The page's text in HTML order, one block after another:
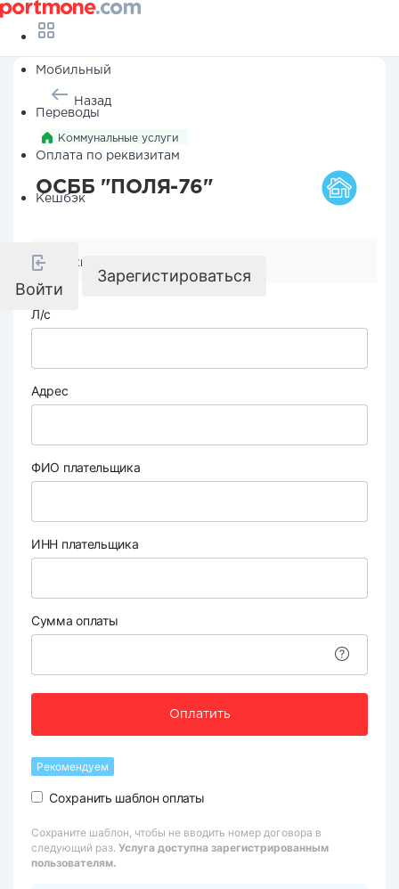
Мобильный
Переводы
Оплата по реквизитам
Кешбэк
Войти
Зарегистироваться
Назад
Коммунальные услуги
ОСББ "ПОЛЯ-76"
Реквизиты компании
Л/с
Адрес
ФИО плательщика
ИНН плательщика
Сумма оплаты
Оплатить
Рекомендуем
Сохранить шаблон оплаты
Сохраните шаблон, чтобы не вводить номер договора в
следующий раз. Услуга доступна зарегистрированным
пользователям.